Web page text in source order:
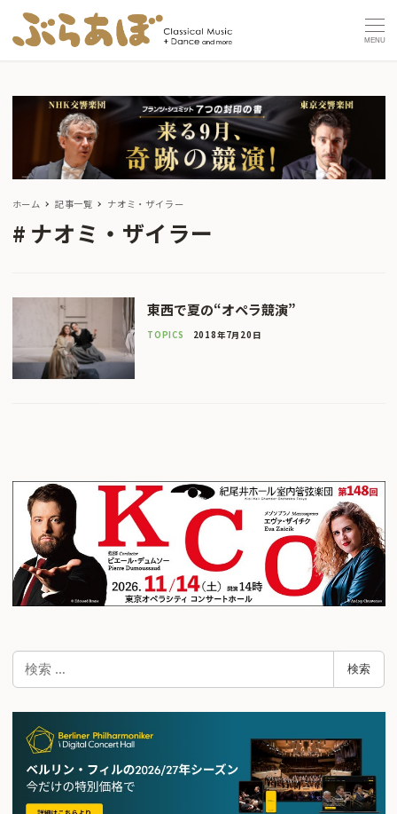
MENU
ホーム 記事一覧 ナオミ・ザイラー
ナオミ・ザイラー
東西で夏の“オペラ競演”
TOPICS 2018年7月20日
検
検索